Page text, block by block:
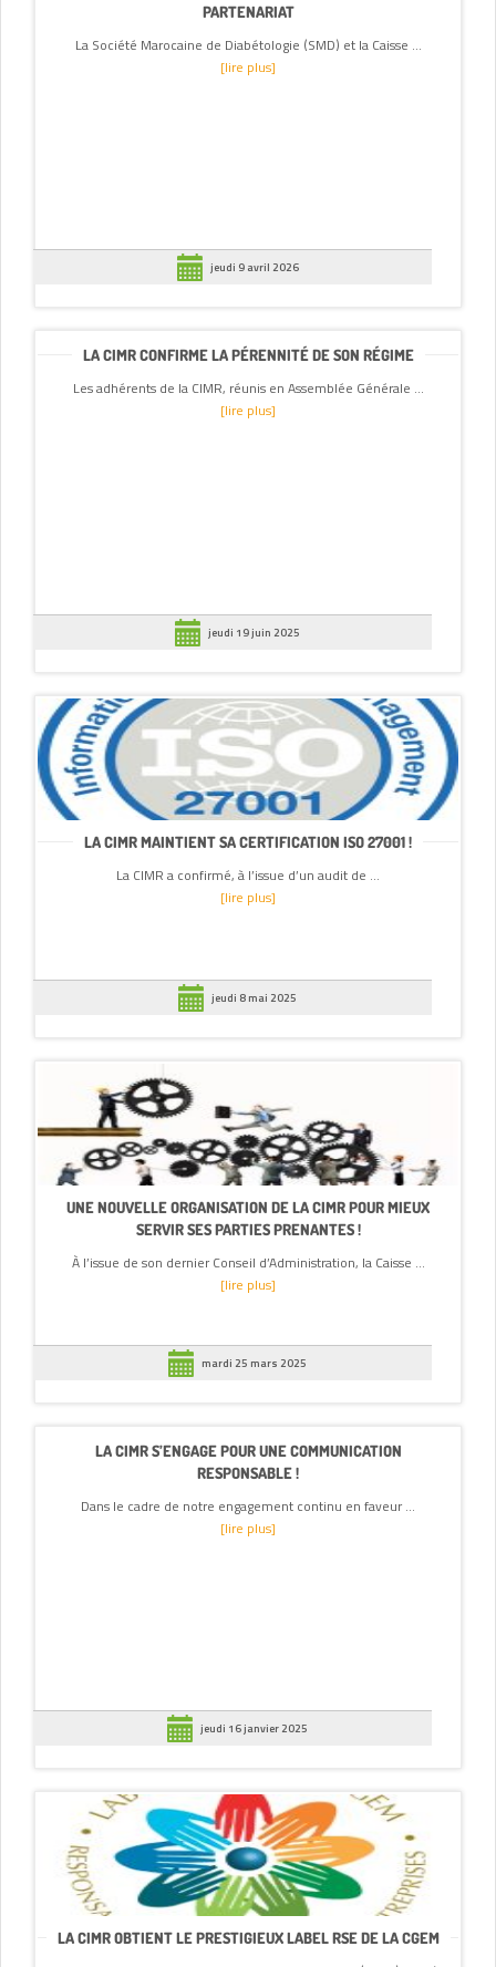
PARTENARIAT
La Société Marocaine de Diabétologie (SMD) et la Caisse ...
[lire plus]
jeudi 9 avril 2026
LA CIMR CONFIRME LA PÉRENNITÉ DE SON RÉGIME
Les adhérents de la CIMR, réunis en Assemblée Générale ...
[lire plus]
jeudi 19 juin 2025
LA CIMR MAINTIENT SA CERTIFICATION ISO 27001 !
La CIMR a confirmé, à l’issue d’un audit de ...
[lire plus]
jeudi 8 mai 2025
UNE NOUVELLE ORGANISATION DE LA CIMR POUR MIEUX
SERVIR SES PARTIES PRENANTES !
À l’issue de son dernier Conseil d’Administration, la Caisse ...
[lire plus]
mardi 25 mars 2025
LA CIMR S’ENGAGE POUR UNE COMMUNICATION
RESPONSABLE !
Dans le cadre de notre engagement continu en faveur ...
[lire plus]
jeudi 16 janvier 2025
LA CIMR OBTIENT LE PRESTIGIEUX LABEL RSE DE LA CGEM